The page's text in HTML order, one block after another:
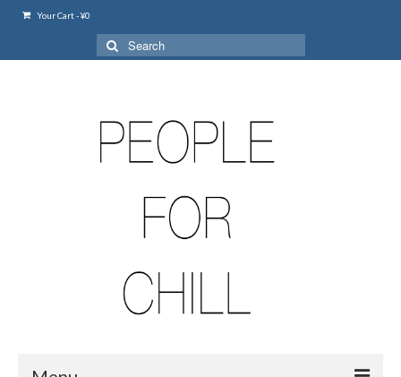
Your Cart-¥0
Search
for: